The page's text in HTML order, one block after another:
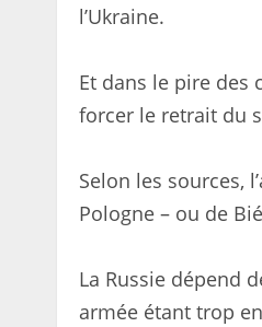
l’Ukraine.
Et dans le pire des
forcer le retrait du
Selon les sources,
Pologne – ou de
La Russie dépend
armée étant trop